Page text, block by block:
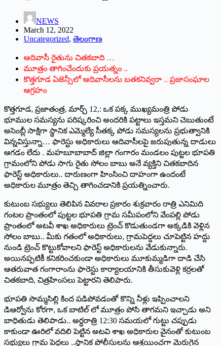
NEWS
March 12, 2022
Uncategorized, తెలంగాణ
ఆదివాసీ రైతును చితకబాది …
మూత్రం తాగించేందుకు ప్రయత్నం ..
కొత్తగూడ ఏజెన్సీలో ఆదివాసీలను బతకనివ్వరా .. ప్రజాసంఘాల
ఆగ్రహం
కొత్తగూడ, ప్రజాతంత్ర, మార్చ్ 12,: ఒక పక్క ముఖ్యమంత్రి పోడు
భూముల సమస్యను పరిష్కరించి అందరికి పట్టాలు ఇస్తమని చెబుతుంటే
అసెంబ్లీ సాక్షిగా స్థానిక ఎమ్మెల్యే సీతక్క పోడు సమస్యలను ప్రభుత్వానికి
విన్నవిస్తున్నా… ఫారెస్టు అధికారులు ఆదివాసీలపై జరుపుతున్న దాడులు
ఆగడం లేదు . మహబూబాబాద్‌ ‌జిల్లా గంగారం మండలం పుట్టల భూపతి
గ్రామంలోని పోడు సాగు రైతు సోలం బాబు అనే వ్యక్తిని చితకబాదిన
ఫారెస్ట్ అధికారులు.. దారుణంగా హింసించి దాహంగా ఉందంటే
అధికారుల మూత్రం తెచ్చి తాగించడానికి ప్రయత్నించారు.
కుటుంబ సభ్యులు తెలిపిన వివరాల ప్రకారం శుక్రవారం రాత్రి ఎనిమిది
గంటల ప్రాంతంలో పుట్టల భూపతి గ్రామ సమీపంలోని వేంపల్లి పోడు
ప్రాంతంలో అటవీ శాఖ అధికారులు ట్రెంచ్‌ ‌కొడుతుండగా అక్కడికి వెళ్లిన
సోలం బాబు.. మీకు గతంలో అధికారులు, గ్రామపెద్దలు చూపెట్టిన హద్దు
నుండి ట్రెంచ్‌ ‌కొట్టుకోవాలని ఫారెస్ట్ అధికారులను వేడుకున్నారు.
అయినప్పటికీ కనికరించకుండా అధికారులు మూకుమ్మడిగా దాడి చేసి
ఆతరువాత గంగారాంను ఫారెస్టు కార్యాలయానికి తీసుకువెళ్లి కర్రలతో
చితకబాది, చిత్రహింసలు పెట్టారని తెలిపారు.
భూపతి సొమ్మసిల్లి కింద పడిపోవడంతో కొన్ని నీళ్లు ఇప్పించాలని
డిఆర్వోను కోరగా, ఒక బాటిల్‌ ‌లో మూత్రం పోసి తాగమని ఇచ్చాడు అని
బాధితుడు తెలిపాడు.. అర్ధరాత్రి 12:30 సమయలో గుట్టు చప్పుడు
కాకుండా ఊరిలో వదిలి పెట్టిన అటవి శాఖ అధికారుల వైనంతో కుటుంబ
సభ్యులు గ్రామ పెద్దలు ..స్థానిక పోలీసులను ఆశ్రయించగా మెరుగైన